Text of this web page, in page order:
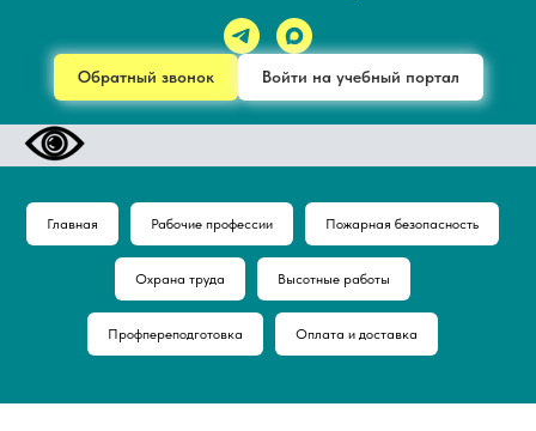
Обратный звонок Войти на учебный портал
Главная Рабочие профессии Пожарная безопасность
Охрана труда Высотные работы
Профпереподготовка Оплата и доставка